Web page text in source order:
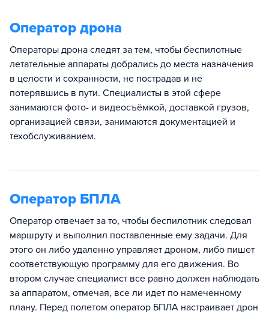
Оператор дрона
Операторы дрона следят за тем, чтобы беспилотные
летательные аппараты добрались до места назначения
в целости и сохранности, не пострадав и не
потерявшись в пути. Специалисты в этой сфере
занимаются фото- и видеосъёмкой, доставкой грузов,
организацией связи, занимаются документацией и
техобслуживанием.
Оператор БПЛА
Оператор отвечает за то, чтобы беспилотник следовал
маршруту и выполнил поставленные ему задачи. Для
этого он либо удаленно управляет дроном, либо пишет
соответствующую программу для его движения. Во
втором случае специалист все равно должен наблюдать
за аппаратом, отмечая, все ли идет по намеченному
плану. Перед полетом оператор БПЛА настраивает дрон